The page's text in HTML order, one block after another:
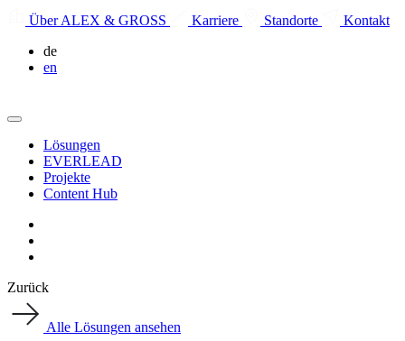
Über ALEX & GROSS Karriere Standorte
Kontakt
de
en
Lösungen
EVERLEAD
Projekte
Content Hub
Zurück
Alle Lösungen ansehen